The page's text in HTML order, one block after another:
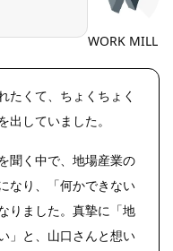
WORK MILL
たくて、ちょくちょく
出していました。
聞く中で、地場産業の
なり、「何かできない
りました。真摯に「地
」と、山口さんと想い